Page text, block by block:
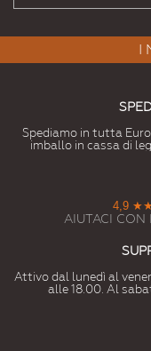
I
Spediamo in tutta
imballo in cassa di
4,9
AIUTACI CON
Attivo dal lunedì al
alle 18.00. Al